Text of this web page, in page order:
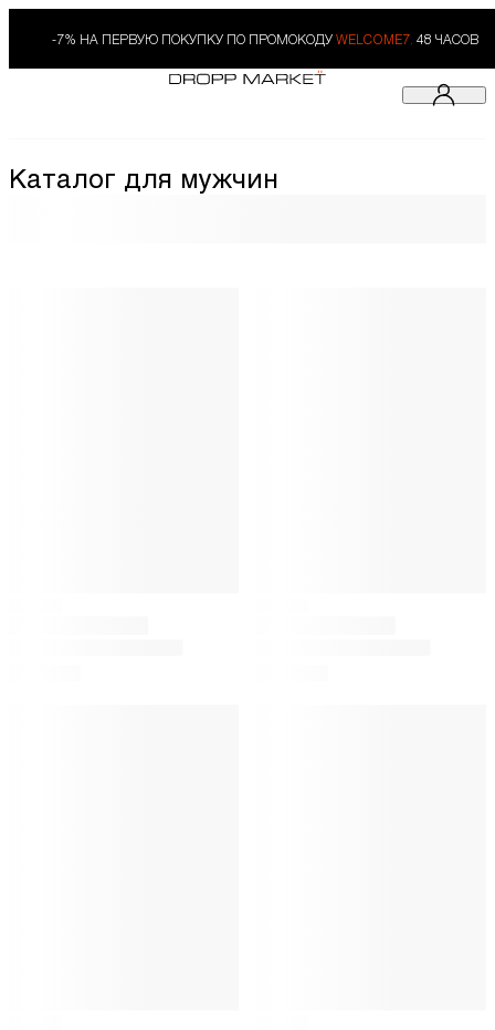
-7% НА ПЕРВУЮ ПОКУПКУ ПО ПРОМОКОДУ WELCOME7. 48 ЧАСОВ
Каталог для мужчин